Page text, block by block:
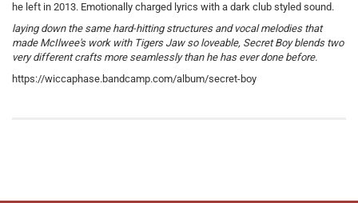
he left in 2013. Emotionally charged lyrics with a dark club styled sound.
laying down the same hard-hitting structures and vocal melodies that
made McIlwee's work with Tigers Jaw so loveable, Secret Boy blends two
very different crafts more seamlessly than he has ever done before.
https://wiccaphase.bandcamp.com/album/secret-boy